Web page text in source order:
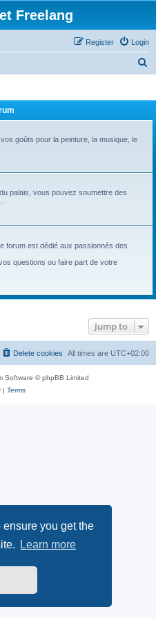
you get the
Learn more
Freelang
Login
Register
goûts pour la peinture, la musique, le
palais, vous pouvez soumettre des
forum est dédié aux passionnés des
questions ou faire part de votre
Jump to
All times are UTC+02:00
Delete cookies
Software © phpBB Limited
| Terms